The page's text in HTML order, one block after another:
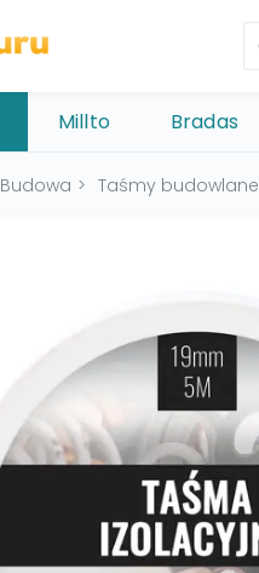
Millto Bradas
Budowa > Taśmy budowlane